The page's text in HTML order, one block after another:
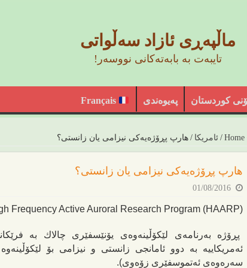
ماڵپەڕی ئازاد سەڵواتی
تایبەت بە بابەتەکانی نووسەر!
کوردستان پەیوەندی
Home
/ ئامریکا / هارپ پڕۆژەیەکی نیزامی یان زانستی؟
هارپ پڕۆژەیەکی نیزامی یان زانستی؟
01/08/2016
Frequency Active Auroral Research Program (HAARP)
پڕۆژه‌ به‌رنامه‌ی لێكۆڵینه‌وه‌ی یۆنێسفێری چالاك به‌
ئه‌مریكاییه‌ به‌ دوو ئامانجی زانستی و نیزامی بۆ
سه‌ره‌وه‌ی ئه‌تموسفێری زۆه‌وی).